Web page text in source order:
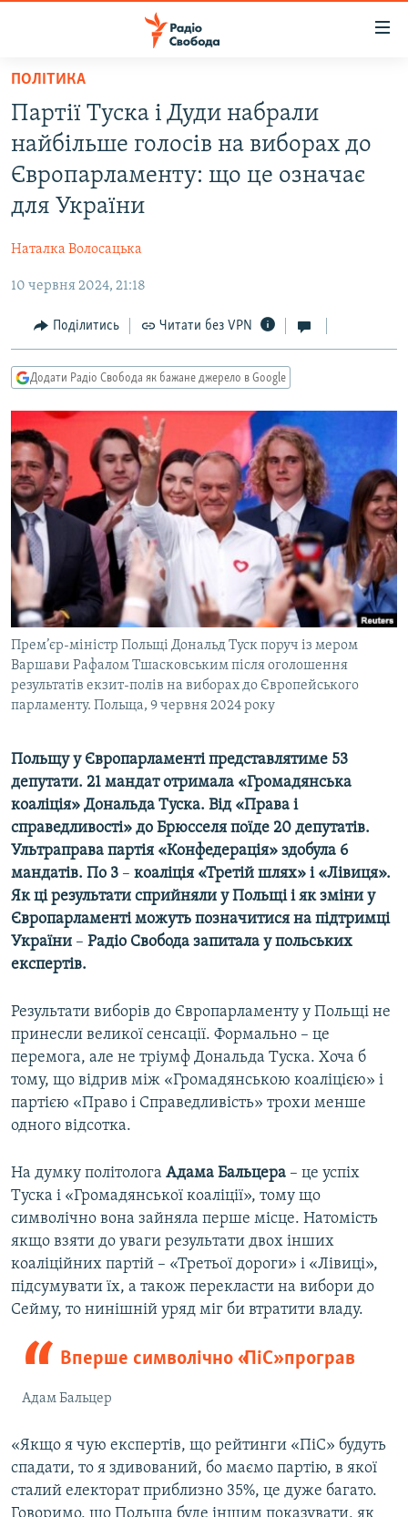
Перейти
основного
матеріалу
Перейти
до
основної
Перейти
до
ВСЕ ЗА ДОБУ
СТАТТІ
ПОЛІТИКА
КУЛЬТУРА
СПОРТ
СВІТ
ВІЙНА
ДОНБАС.РЕАЛІЇ
КРИМ.РЕАЛІЇ
ТИ ЯК?
КИТАЙ.ВИКЛИКИ
МУЛЬТИМЕДІА
ФОТО
СПЕЦПРОЄКТИ
ПОДКАСТИ
КРИМ РЕАЛІЇ
РУС
УКР
КТАТ
ДОЛУЧАЙСЯ!
Усі сайти RFE/RL
ПОЛІТИКА
Партії Туска і Дуди набрали
найбільше голосів на виборах до
Європарламенту: що це означає
для України
Наталка Волосацька
10 червня 2024, 21:18
Поділитись Читати без VPN
Додати Радіо Свобода як бажане джерело в Google
Прем’єр-міністр Польщі Дональд Туск поруч із мером
Варшави Рафалом Тшасковським після оголошення
результатів екзит-полів на виборах до Європейського
парламенту. Польща, 9 червня 2024 року
Польщу у Європарламенті представлятиме 53
депутати. 21 мандат отримала «Громадянська
коаліція» Дональда Туска. Від «Права і
справедливості» до Брюсселя поїде 20 депутатів.
Ультраправа партія «Конфедерація» здобула 6
мандатів. По 3 – коаліція «Третій шлях» і «Лівиця».
Як ці результати сприйняли у Польщі і як зміни у
Європарламенті можуть позначитися на підтримці
України – Радіо Свобода запитала у польських
експертів.
Результати виборів до Європарламенту у Польщі не
принесли великої сенсації. Формально – це
перемога, але не тріумф Дональда Туска. Хоча б
тому, що відрив між «Громадянською коаліцією» і
партією «Право і Справедливість» трохи менше
одного відсотка.
На думку політолога Адама Бальцера – це успіх
Туска і «Громадянської коаліції», тому що
символічно вона зайняла перше місце. Натомість
якщо взяти до уваги результати двох інших
коаліційних партій – «Третьої дороги» і «Лівиці»,
підсумувати їх, а також перекласти на вибори до
Сейму, то нинішній уряд міг би втратити владу.
Вперше символічно «ПіС» програв
Адам Бальцер
«Якщо я чую експертів, що рейтинги «ПіС» будуть
спадати, то я здивований, бо маємо партію, в якої
сталий електорат приблизно 35%, це дуже багато.